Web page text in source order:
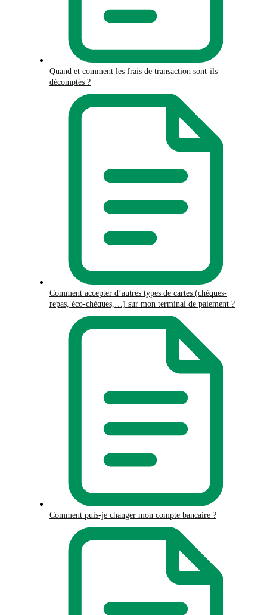
Quand et comment les frais de transaction sont-ils
décomptés ?
Comment accepter d’autres types de cartes (chèques-
repas, éco-chèques,…) sur mon terminal de paiement ?
Comment puis-je changer mon compte bancaire ?